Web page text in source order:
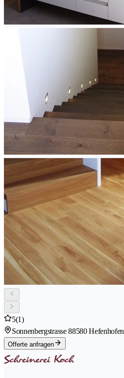
5(1)
Sonnenbergstrasse 88580 Hefenhofen
Offerte anfragen